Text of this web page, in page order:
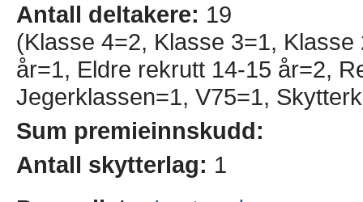
Antall deltakere: 19
(Klasse 4=2, Klasse 3=1,
år=1, Eldre rekrutt 14-15 år=2,
Jegerklassen=1, V75=1,
Sum premieinnskudd:
Antall skytterlag: 1